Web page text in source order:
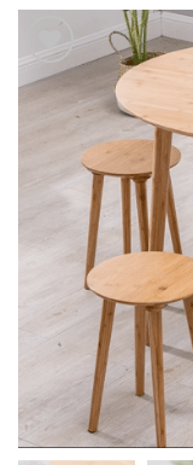
הוסף
לרשימת
המשאלות